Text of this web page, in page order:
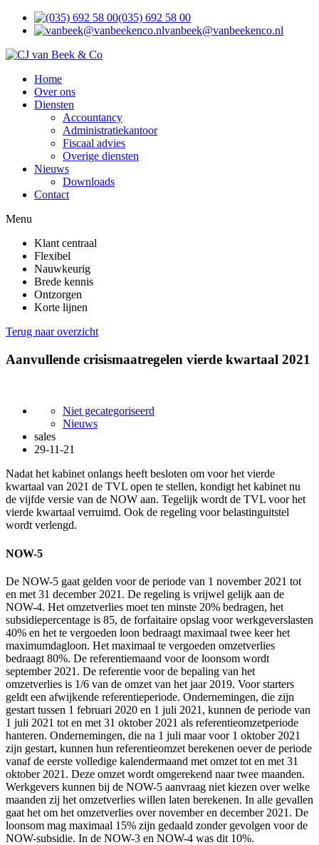
(035) 692 58 00
vanbeek@vanbeekenco.nl
Home
Over ons
Diensten
Accountancy
Administratiekantoor
Fiscaal advies
Overige diensten
Nieuws
Downloads
Contact
Menu
Klant centraal
Flexibel
Nauwkeurig
Brede kennis
Ontzorgen
Korte lijnen
Terug naar overzicht
Aanvullende crisismaatregelen vierde kwartaal 2021
Niet gecategoriseerd
Nieuws
sales
29-11-21
Nadat het kabinet onlangs heeft besloten om voor het vierde
kwartaal van 2021 de TVL open te stellen, kondigt het kabinet nu
de vijfde versie van de NOW aan. Tegelijk wordt de TVL voor het
vierde kwartaal verruimd. Ook de regeling voor belastinguitstel
wordt verlengd.
NOW-5
De NOW-5 gaat gelden voor de periode van 1 november 2021 tot
en met 31 december 2021. De regeling is vrijwel gelijk aan de
NOW-4. Het omzetverlies moet ten minste 20% bedragen, het
subsidiepercentage is 85, de forfaitaire opslag voor werkgeverslasten
40% en het te vergoeden loon bedraagt maximaal twee keer het
maximumdagloon. Het maximaal te vergoeden omzetverlies
bedraagt 80%. De referentiemaand voor de loonsom wordt
september 2021. De referentie voor de bepaling van het
omzetverlies is 1/6 van de omzet van het jaar 2019. Voor starters
geldt een afwijkende referentieperiode. Ondernemingen, die zijn
gestart tussen 1 februari 2020 en 1 juli 2021, kunnen de periode van
1 juli 2021 tot en met 31 oktober 2021 als referentieomzetperiode
hanteren. Ondernemingen, die na 1 juli maar voor 1 oktober 2021
zijn gestart, kunnen hun referentieomzet berekenen oever de periode
vanaf de eerste volledige kalendermaand met omzet tot en met 31
oktober 2021. Deze omzet wordt omgerekend naar twee maanden.
Werkgevers kunnen bij de NOW-5 aanvraag niet kiezen over welke
maanden zij het omzetverlies willen laten berekenen. In alle gevallen
gaat het om het omzetverlies over november en december 2021. De
loonsom mag maximaal 15% zijn gedaald zonder gevolgen voor de
NOW-subsidie. In de NOW-3 en NOW-4 was dit 10%.